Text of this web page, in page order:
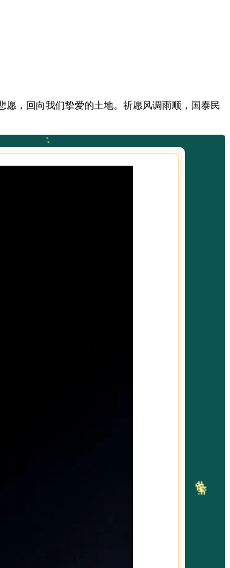
愿，回向我们挚爱的土地。祈愿风调雨顺，国泰民